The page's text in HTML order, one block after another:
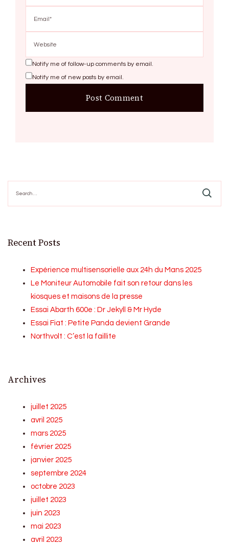
Notify me of follow-up comments by email.
Notify me of new posts by email.
for:
Recent Posts
Expérience multisensorielle aux 24h du Mans 2025
Le Moniteur Automobile fait son retour dans les
kiosques et maisons de la presse
Essai Abarth 600e : Dr Jekyll & Mr Hyde
Essai Fiat : Petite Panda devient Grande
Northvolt : C’est la faillite
Archives
juillet 2025
avril 2025
mars 2025
février 2025
janvier 2025
septembre 2024
octobre 2023
juillet 2023
juin 2023
mai 2023
avril 2023